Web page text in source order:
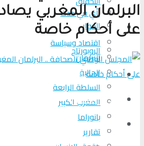
رأي في حدث
المزيد
اقتصاد وسياسة
البرلمان
الجالية
السلطة الرابعة
المغرب الكبير
بانوراما
تقارير
الحوار
الروبورتاج
تحلیل الأحداث
من عين المكان
لوبوكلاج TV
البرلمان المغربي
على أحكام خاصة